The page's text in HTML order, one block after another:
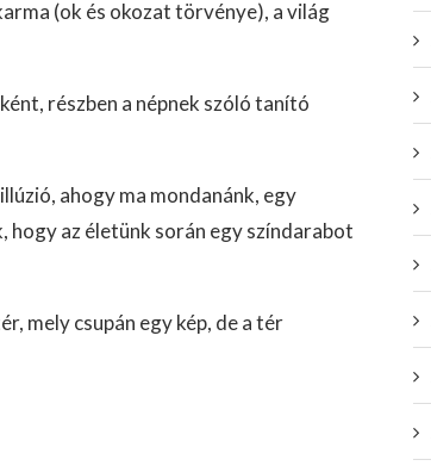
(ok és okozat törvénye), a világ
részben a népnek szóló tanító
ahogy ma mondanánk, egy
az életünk során egy színdarabot
mely csupán egy kép, de a tér